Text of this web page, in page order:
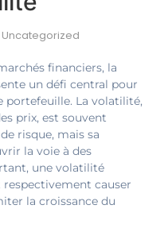
Uncategorized
financiers, la
un défi central pour
portefeuille. La volatilité,
prix, est souvent
risque, mais sa
la voie à des
une volatilité
causer
la croissance du